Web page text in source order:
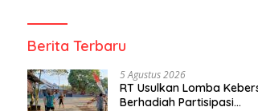
Berita Terbaru
5 Agustus 2026
RT Usulkan Lomba
Berhadiah Partisipasi